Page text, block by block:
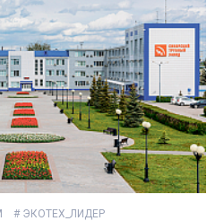
# ЭКОТЕХ_ЛИДЕР